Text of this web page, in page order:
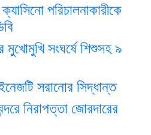
পরিচালনাকারীকে
মুখোমুখি সংঘর্ষে শিশুসহ ৯
সরানোর সিদ্ধান্ত
নিরাপত্তা জোরদারের